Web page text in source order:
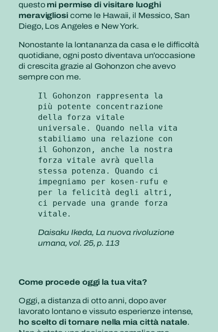
questo mi permise di visitare luoghi
meravigliosicome le Hawaii, il Messico, San
Diego, Los Angeles e New York.
Nonostante la lontananza da casa e le difficoltà
quotidiane, ogni posto diventava un’occasione
di crescita grazie al Gohonzon che avevo
sempre con me.
Il Gohonzon rappresenta la
più potente concentrazione
della forza vitale
universale. Quando nella vita
stabiliamo una relazione con
il Gohonzon, anche la nostra
forza vitale avrà quella
stessa potenza. Quando ci
impegniamo per kosen-rufu e
per la felicità degli altri,
ci pervade una grande forza
vitale.
Daisaku Ikeda, La nuova rivoluzione
umana, vol. 25, p. 113
Come procede oggi la tua vita?
Oggi, a distanza di otto anni, dopo aver
lavorato lontano e vissuto esperienze intense,
ho scelto di tornare nella mia città natale.